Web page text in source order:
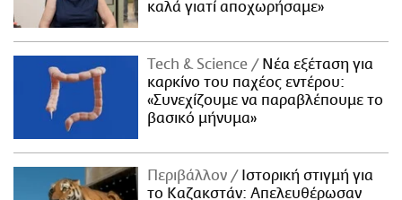
καλά γιατί αποχωρήσαμε»
Τech & Science
Νέα εξέταση για
καρκίνο του παχέος εντέρου:
«Συνεχίζουμε να παραβλέπουμε το
βασικό μήνυμα»
Περιβάλλον
Ιστορική στιγμή για
το Καζακστάν: Απελευθέρωσαν